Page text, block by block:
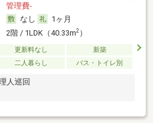
管理費-
なし
1ヶ月
2階 / 1LDK（40.33m2）
更新料なし
新築
二人暮らし バス・トイレ別
人巡回